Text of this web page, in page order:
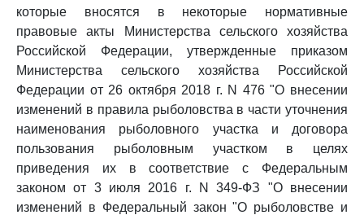
которые вносятся в некоторые нормативные
правовые акты Министерства сельского хозяйства
Российской Федерации, утвержденные приказом
Министерства сельского хозяйства Российской
Федерации от 26 октября 2018 г. N 476 "О внесении
изменений в правила рыболовства в части уточнения
наименования рыболовного участка и договора
пользования рыболовным участком в целях
приведения их в соответствие с Федеральным
законом от 3 июля 2016 г. N 349-ФЗ "О внесении
изменений в Федеральный закон "О рыболовстве и